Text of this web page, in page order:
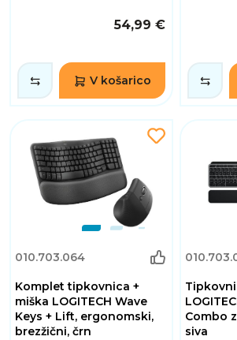
54,99 €
V košarico
010.703.064
Komplet tipkovnica +
miška LOGITECH Wave
Keys + Lift, ergonomski,
brezžični, črn
Combo
siva